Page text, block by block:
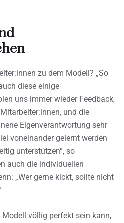
zu dem Modell? „So
diese einige
uns immer wieder Feedback,
und die
Eigenverantwortung sehr
voneinander gelernt werden
unterstützen“, so
auch die individuellen
„Wer gerne kickt, sollte nicht
Modell völlig perfekt sein kann,